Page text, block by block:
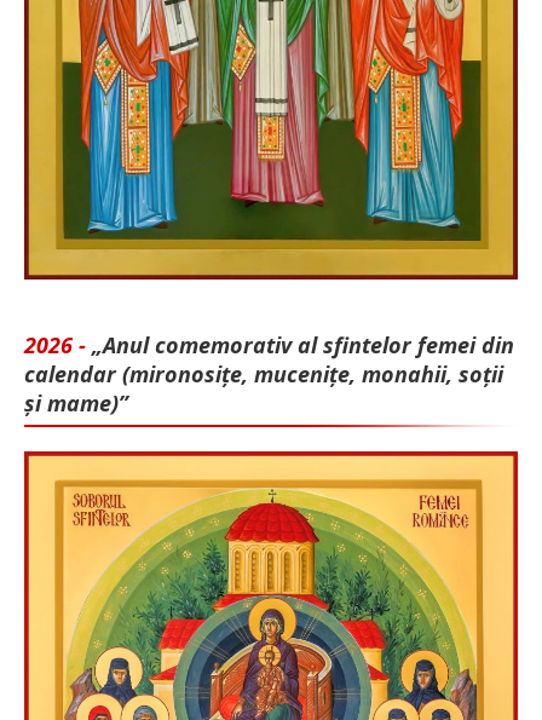
2026 - „Anul comemorativ al sfintelor femei din
calendar (mironosițe, mu­cenițe, monahii, soții
și mame)”